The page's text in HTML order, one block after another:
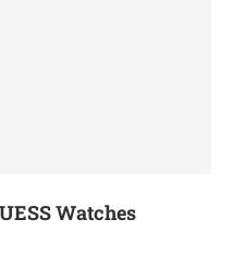
Watches